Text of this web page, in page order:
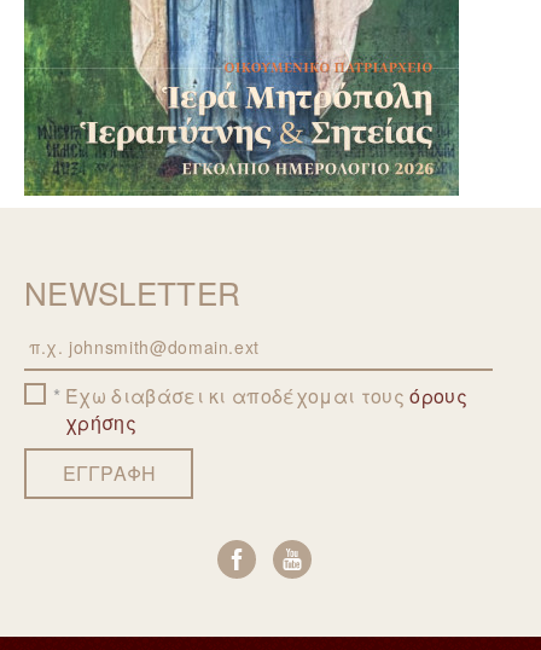
NEWSLETTER
EmailΈχω διαβάσει κι αποδέχομαι τουςόρους
χρήσης
ΕΓΓΡΑΦΗ